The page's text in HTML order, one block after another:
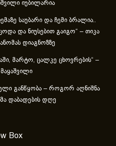
იუბილარია
საუბარი და ჩემი ბრალია..
და ნიუსებით გაიგო“ – თიკა
დიაგნოზზე
მარ­ტო, ცალ­კე ცხოვ­რე­ბის“ –
განწყობა – როგორ აღნიშნა
დაბადების დღე
Box